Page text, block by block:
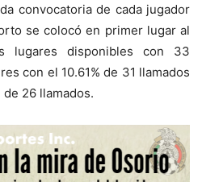
convocatoria de cada jugador
se colocó en primer lugar al
lugares disponibles con 33
con el 10.61% de 31 llamados
de 26 llamados.